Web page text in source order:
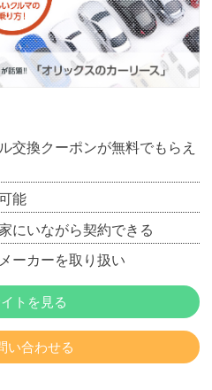
交換クーポンが無料でもらえ
能
にいながら契約できる
ーカーを取り扱い
トを見る
い合わせる